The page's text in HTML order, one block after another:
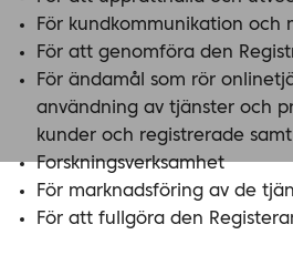
För kundkommunikation och
För att genomföra den
För ändamål som rör
användning av tjänster och
kunder och registrerade
Forskningsverksamhet
För marknadsföring av de
För att fullgöra den